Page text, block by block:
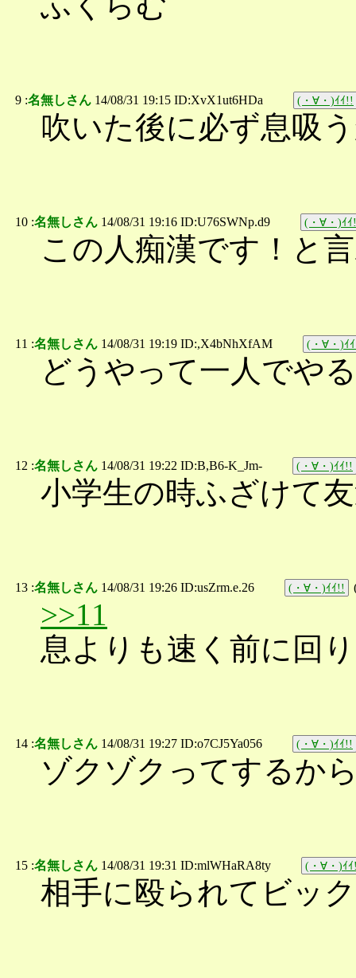
9 :名無しさん 14/08/31 19:15 ID:XvX1ut6HDa (・∀・)ｲｲ!!
吹いた後に必ず息吸
10 :名無しさん 14/08/31 19:16 ID:U76SWNp.d9 (・∀・)ｲ
この人痴漢です！と
11 :名無しさん 14/08/31 19:19 ID:,X4bNhXfAM (・∀・)ｲ
どうやって一人でや
12 :名無しさん 14/08/31 19:22 ID:B,B6-K_Jm- (・∀・)ｲｲ!!
小学生の時ふざけて
13 :名無しさん 14/08/31 19:26 ID:usZrm.e.26 (・∀・)ｲｲ!!
>>11
息よりも速く前に回
14 :名無しさん 14/08/31 19:27 ID:o7CJ5Ya056 (・∀・)ｲｲ!!
ゾクゾクってするか
15 :名無しさん 14/08/31 19:31 ID:mlWHaRA8ty (・∀・)ｲ
相手に殴られてビッ